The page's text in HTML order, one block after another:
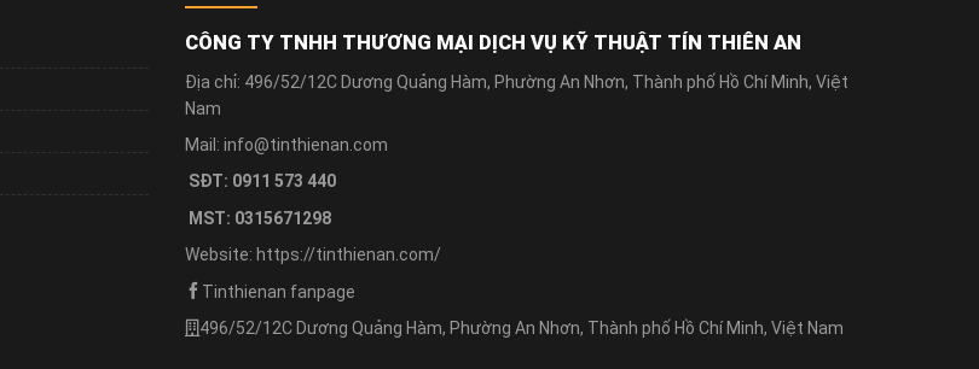
CÔNG TY TNHH THƯƠNG MẠI DỊCH VỤ KỸ THUẬT TÍN THIÊN AN
Địa chỉ: 496/52/12C Dương Quảng Hàm, Phường An Nhơn, Thành phố Hồ Chí Minh, Việt
Nam
Mail: info@tinthienan.com
SĐT: 0911 573 440
MST: 0315671298
Website: https://tinthienan.com/
Tinthienan fanpage
496/52/12C Dương Quảng Hàm, Phường An Nhơn, Thành phố Hồ Chí Minh, Việt Nam